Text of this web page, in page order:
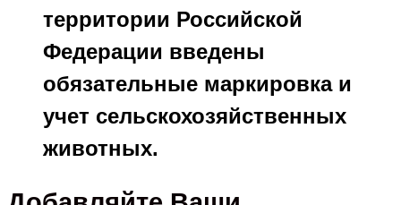
территории Российской
Федерации введены
обязательные маркировка и
учет сельскохозяйственных
животных.